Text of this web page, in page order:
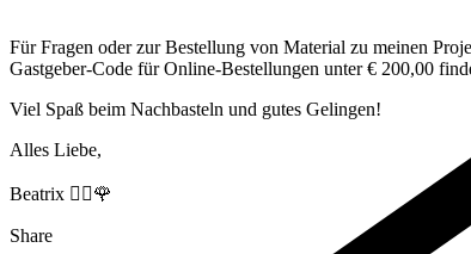
Für Fragen oder zur Bestellung von Material zu meinen
Gastgeber-Code für Online-Bestellungen unter € 200,00
Viel Spaß beim Nachbasteln und gutes Gelingen!
Alles Liebe,
Beatrix 🙋‍♀️🌹
Share